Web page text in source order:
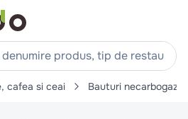
produs, tip de restaurant,
cafea si ceai Bauturi